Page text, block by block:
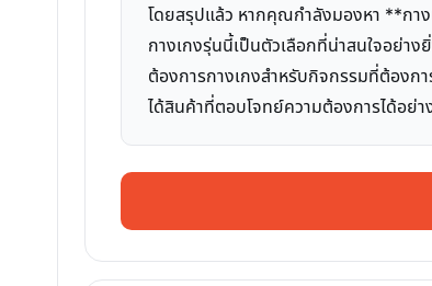
โดยสรุปแล้ว หากคุณกำลังมองหา **กา
กางเกงรุ่นนี้เป็นตัวเลือกที่น่าสนใจอย่า
ต้องการกางเกงสำหรับกิจกรรมที่ต้องก
ได้สินค้าที่ตอบโจทย์ความต้องการได้อ